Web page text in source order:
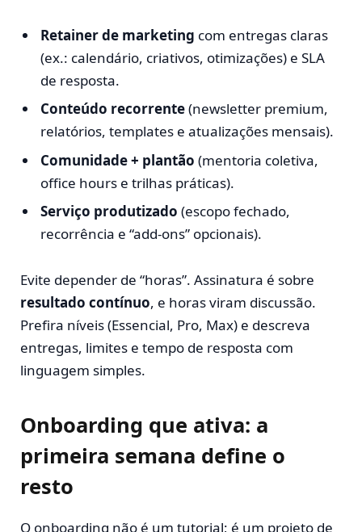
Retainer de marketing com entregas claras
(ex.: calendário, criativos, otimizações) e SLA
de resposta.
Conteúdo recorrente(newsletter premium,
relatórios, templates e atualizações mensais).
Comunidade + plantão (mentoria coletiva,
office hours e trilhas práticas).
Serviço produtizado (escopo fechado,
recorrência e “add-ons” opcionais).
Evite depender de “horas”. Assinatura é sobre
resultado contínuo, e horas viram discussão.
Prefira níveis (Essencial, Pro, Max) e descreva
entregas, limites e tempo de resposta com
linguagem simples.
Onboarding que ativa: a
primeira semana define o
resto
O onboarding não é um tutorial; é um projeto de